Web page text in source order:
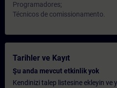
Programadores;
Técnicos de comissionamento.
Tarihler ve Kayıt
Şu anda mevcut etkinlik yok
Kendinizi talep listesine ekleyin ve